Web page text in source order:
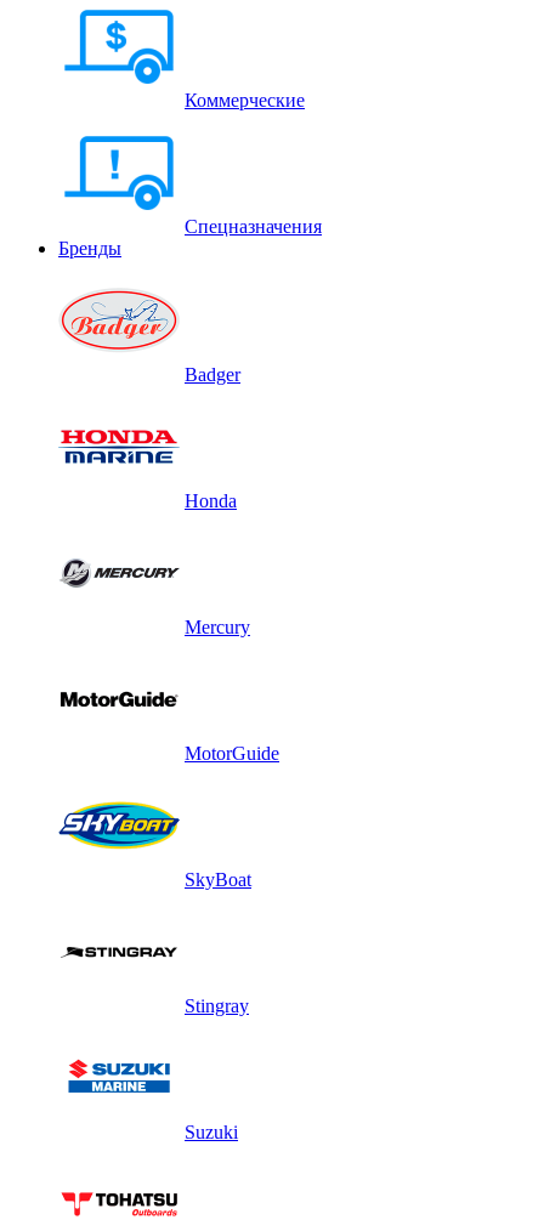
Коммерческие
Спецназначения
Бренды
Badger
Honda
Mercury
MotorGuide
SkyBoat
Stingray
Suzuki